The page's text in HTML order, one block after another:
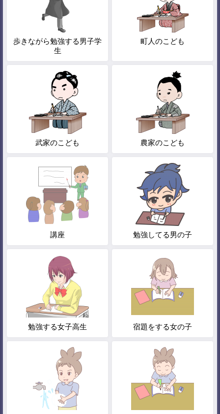
歩きながら勉強する男子学
生
町人のこども
武家のこども 農家のこども
講座 勉強してる男の子
勉強する女子高生 宿題をする女の子